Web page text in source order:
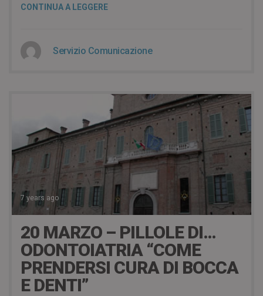
CONTINUA A LEGGERE
Servizio Comunicazione
7 years ago
20 MARZO – PILLOLE DI…
ODONTOIATRIA “COME
PRENDERSI CURA DI BOCCA
E DENTI”